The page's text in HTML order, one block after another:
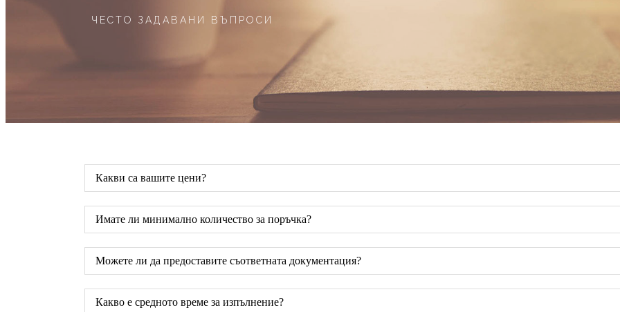
ЧЕСТО ЗАДАВАНИ ВЪПРОСИ
Какви са вашите цени?
Имате ли минимално количество за поръчка?
Можете ли да предоставите съответната документация?
Какво е средното време за изпълнение?